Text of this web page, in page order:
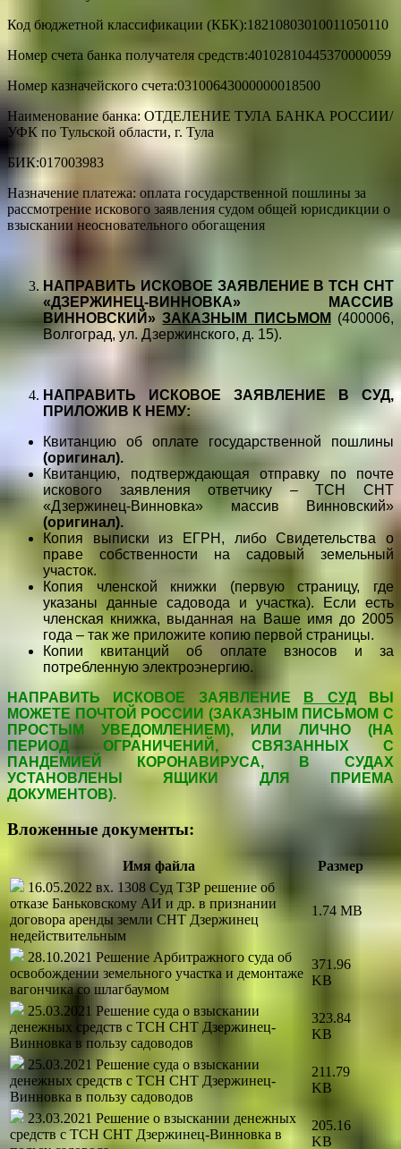
Код бюджетной классификации (КБК):18210803010011050110
Номер счета банка получателя средств:40102810445370000059
Номер казначейского счета:03100643000000018500
Наименование банка: ОТДЕЛЕНИЕ ТУЛА БАНКА РОССИИ/
УФК по Тульской области, г. Тула
БИК:017003983
Назначение платежа: оплата государственной пошлины за
рассмотрение искового заявления судом общей юрисдикции о
взыскании неосновательного обогащения
НАПРАВИТЬ ИСКОВОЕ ЗАЯВЛЕНИЕ В ТСН СНТ
«ДЗЕРЖИНЕЦ-ВИННОВКА» МАССИВ
ВИННОВСКИЙ»ЗАКАЗНЫМ ПИСЬМОМ (400006,
Волгоград, ул. Дзержинского, д. 15).
НАПРАВИТЬ ИСКОВОЕ ЗАЯВЛЕНИЕ В СУД,
ПРИЛОЖИВ К НЕМУ:
Квитанцию об оплате государственной пошлины
(оригинал).
Квитанцию, подтверждающая отправку по почте
искового заявления ответчику – ТСН СНТ
«Дзержинец-Винновка» массив Винновский»
(оригинал).
Копия выписки из ЕГРН, либо Свидетельства о
праве собственности на садовый земельный
участок.
Копия членской книжки (первую страницу, где
указаны данные садовода и участка). Если есть
членская книжка, выданная на Ваше имя до 2005
года – так же приложите копию первой страницы.
Копии квитанций об оплате взносов и за
потребленную электроэнергию.
НАПРАВИТЬ ИСКОВОЕ ЗАЯВЛЕНИЕ
В СУДВЫ
МОЖЕТЕ ПОЧТОЙ РОССИИ (ЗАКАЗНЫМ ПИСЬМОМ С
ПРОСТЫМ УВЕДОМЛЕНИЕМ), ИЛИ ЛИЧНО (НА
ПЕРИОД ОГРАНИЧЕНИЙ, СВЯЗАННЫХ С
ПАНДЕМИЕЙ КОРОНАВИРУСА, В СУДАХ
УСТАНОВЛЕНЫ ЯЩИКИ ДЛЯ ПРИЕМА
ДОКУМЕНТОВ).
Вложенные документы:
Имя файла
Размер
16.05.2022 вх. 1308 Суд ТЗР решение об
отказе Баньковскому АИ и др. в признании
договора аренды земли СНТ Дзержинец
недействительным
1.74 MB
28.10.2021 Решение Арбитражного суда об
освобождении земельного участка и демонтаже
вагончика со шлагбаумом
371.96
KB
25.03.2021 Решение суда о взыскании
денежных средств с ТСН СНТ Дзержинец-
Винновка в пользу садоводов
323.84
KB
25.03.2021 Решение суда о взыскании
денежных средств с ТСН СНТ Дзержинец-
Винновка в пользу садоводов
211.79
KB
23.03.2021 Решение о взыскании денежных
средств с ТСН СНТ Дзержинец-Винновка в
205.16
KB